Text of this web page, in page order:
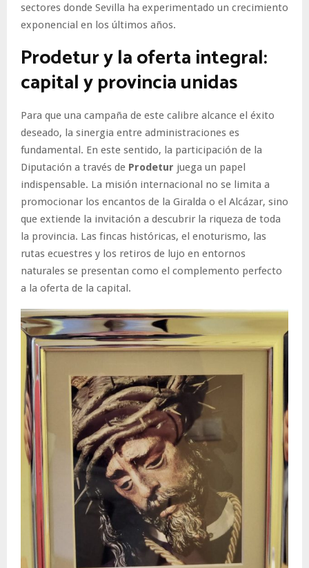
sectores donde Sevilla ha experimentado un crecimiento
exponencial en los últimos años.
Prodetur y la oferta integral:
capital y provincia unidas
Para que una campaña de este calibre alcance el éxito
deseado, la sinergia entre administraciones es
fundamental. En este sentido, la participación de la
Diputación a través de Prodetur juega un papel
indispensable. La misión internacional no se limita a
promocionar los encantos de la Giralda o el Alcázar, sino
que extiende la invitación a descubrir la riqueza de toda
la provincia. Las fincas históricas, el enoturismo, las
rutas ecuestres y los retiros de lujo en entornos
naturales se presentan como el complemento perfecto
a la oferta de la capital.